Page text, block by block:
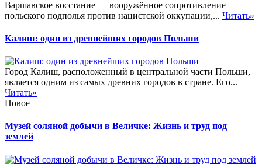
Варшавское восстание — вооружённое сопротивление
польского подполья против нацистской оккупации,... Читать»
Калиш: один из древнейших городов Польши
Город Калиш, расположенный в центральной части Польши,
является одним из самых древних городов в стране. Его...
Читать»
Новое
Музей соляной добычи в Величке: Жизнь и труд под
землей